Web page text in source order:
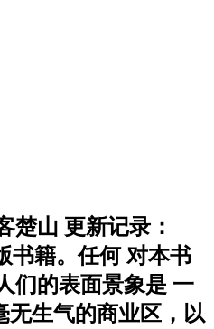
楚山 更新记录：
书籍。任何 对本书
们的表面景象是 一
无生气的商业区，以